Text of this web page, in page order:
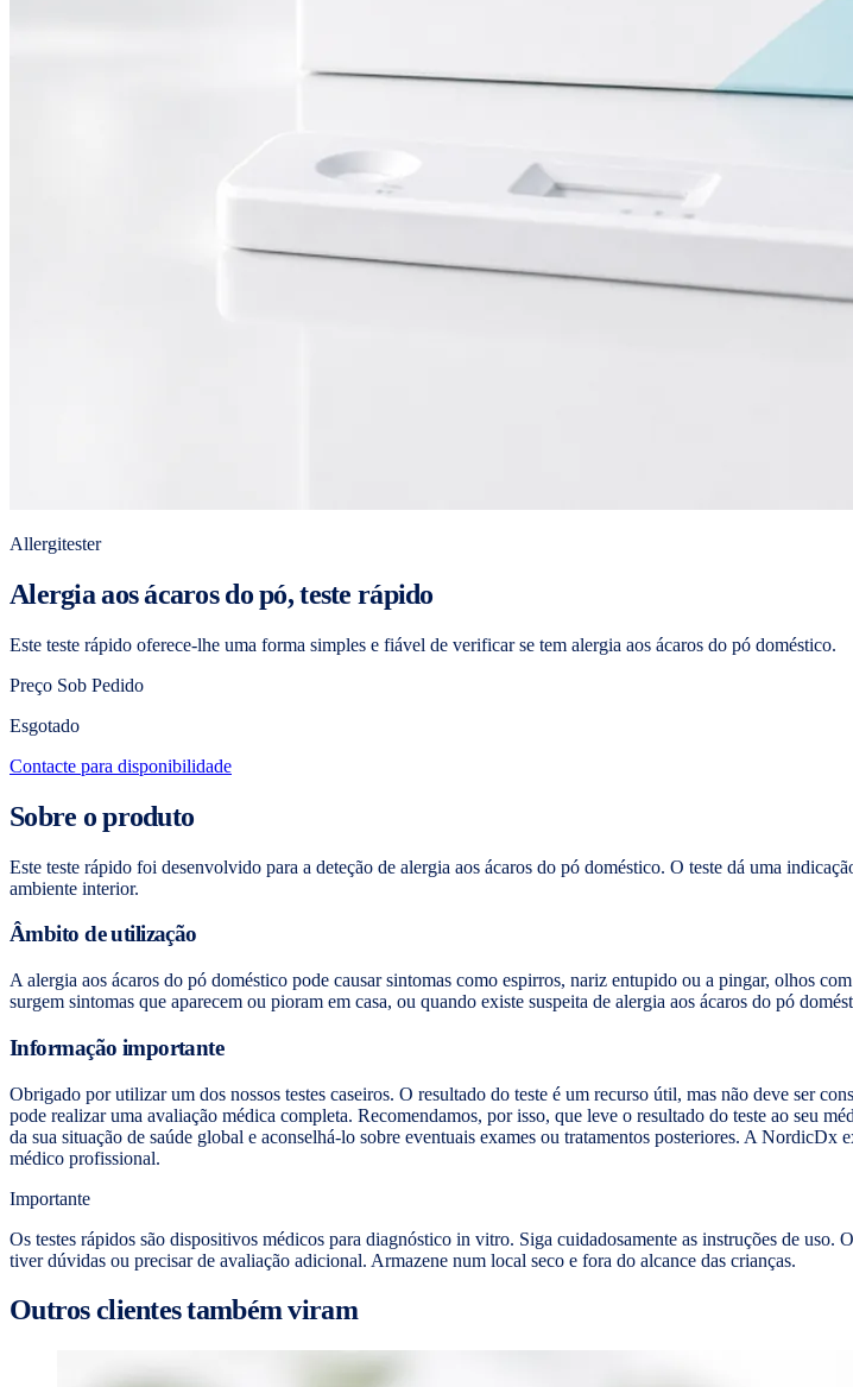
Allergitester
Alergia aos ácaros do pó, teste rápido
Este teste rápido oferece-lhe uma forma simples e fiável de verificar se tem alergia aos ácaros do pó doméstico.
Preço Sob Pedido
Esgotado
Contacte para disponibilidade
Sobre o produto
Este teste rápido foi desenvolvido para a deteção de alergia aos ácaros do pó doméstico. O teste dá uma
ambiente interior.
Âmbito de utilização
A alergia aos ácaros do pó doméstico pode causar sintomas como espirros, nariz entupido ou a pingar, olhos
surgem sintomas que aparecem ou pioram em casa, ou quando existe suspeita de alergia aos ácaros do pó
Informação importante
Obrigado por utilizar um dos nossos testes caseiros. O resultado do teste é um recurso útil, mas não deve ser
pode realizar uma avaliação médica completa. Recomendamos, por isso, que leve o resultado do teste ao seu
da sua situação de saúde global e aconselhá-lo sobre eventuais exames ou tratamentos posteriores. A
médico profissional.
Importante
Os testes rápidos são dispositivos médicos para diagnóstico in vitro. Siga cuidadosamente as instruções de
tiver dúvidas ou precisar de avaliação adicional. Armazene num local seco e fora do alcance das crianças.
Outros clientes também viram